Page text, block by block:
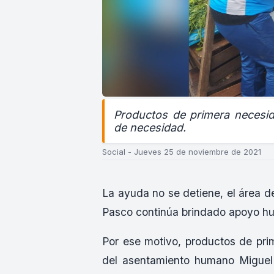
Productos de primera
de necesidad.
Social - Jueves 25 de noviembre de 2021
La ayuda no se detiene, el área
Pasco continúa brindado apoyo
Por ese motivo, productos de
del asentamiento humano